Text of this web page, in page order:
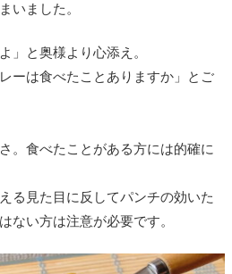
いました。
」と奥様より心添え。
ーは食べたことありますか」とご
。食べたことがある方には的確に
る見た目に反してパンチの効いた
ない方は注意が必要です。